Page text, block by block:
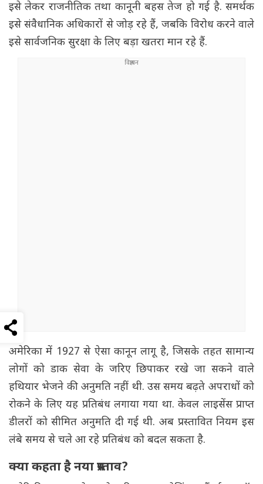
इसे लेकर राजनीतिक तथा कानूनी बहस तेज हो गई है. समर्थक
इसे संवैधानिक अधिकारों से जोड़ रहे हैं, जबकि विरोध करने वाले
इसे सार्वजनिक सुरक्षा के लिए बड़ा खतरा मान रहे हैं.
अमेरिका में 1927 से ऐसा कानून लागू है, जिसके तहत सामान्य
लोगों को डाक सेवा के जरिए छिपाकर रखे जा सकने वाले
हथियार भेजने की अनुमति नहीं थी. उस समय बढ़ते अपराधों को
रोकने के लिए यह प्रतिबंध लगाया गया था. केवल लाइसेंस प्राप्त
डीलरों को सीमित अनुमति दी गई थी. अब प्रस्तावित नियम इस
लंबे समय से चले आ रहे प्रतिबंध को बदल सकता है.
क्या कहता है नया प्रस्ताव?